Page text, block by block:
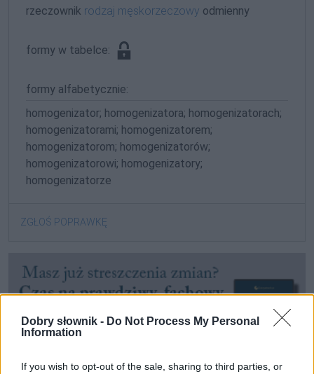
Dobry słownik - Do Not Process My Personal
Information
If you wish to opt-out of the sale, sharing to third parties, or
rzeczownik rodzaj męskorzeczowy odmienny
formy w tabelce:
formy alfabetycznie:
homogenizator; homogenizatora; homogenizatorach;
homogenizatorami; homogenizatorem;
homogenizatorom; homogenizatorów;
homogenizatorowi; homogenizatory;
homogenizatorze
ZGŁOŚ POPRAWKĘ